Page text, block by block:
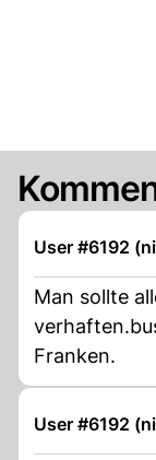
User #6192
Man sollte
Franken.
User #6192